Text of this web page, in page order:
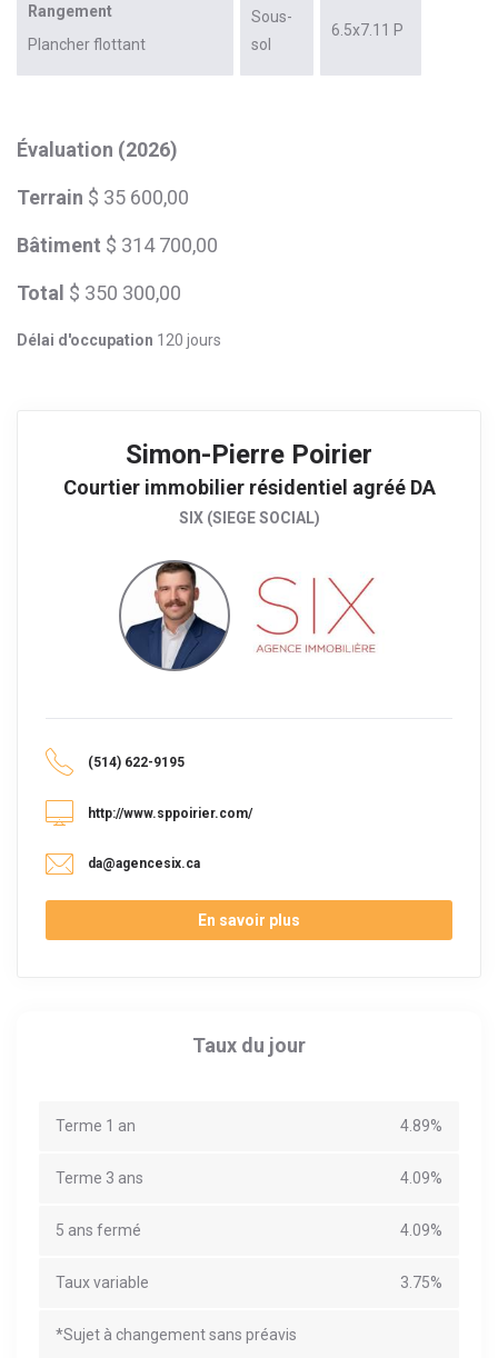
Rangement
Plancher flottant
Sous-
sol
6.5x7.11 P
Évaluation (2026)
Terrain $ 35 600,00
Bâtiment $ 314 700,00
Total $ 350 300,00
Délai d'occupation 120 jours
Simon-Pierre Poirier
Courtier immobilier résidentiel agréé DA
SIX (SIEGE SOCIAL)
(514) 622-9195
http://www.sppoirier.com/
da@agencesix.ca
En savoir plus
Taux du jour
Terme 1 an 4.89%
Terme 3 ans 4.09%
5 ans fermé 4.09%
Taux variable 3.75%
*Sujet à changement sans préavis